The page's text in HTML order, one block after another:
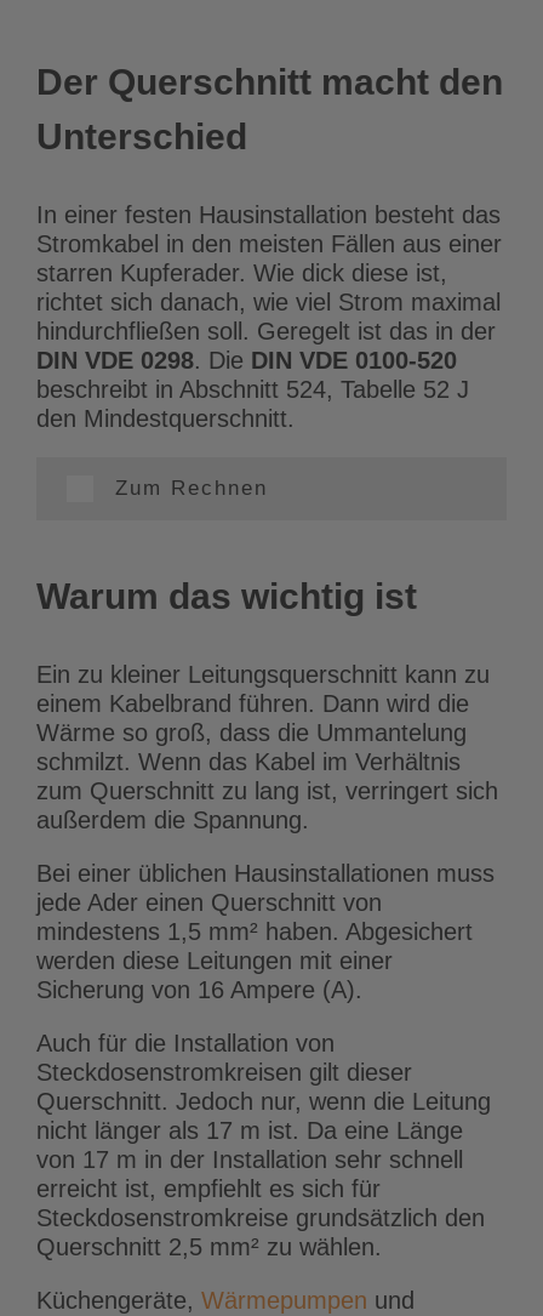
Der Querschnitt macht den
Unterschied
In einer festen Hausinstallation besteht das
Stromkabel in den meisten Fällen aus einer
starren Kupferader. Wie dick diese ist,
richtet sich danach, wie viel Strom maximal
hindurchfließen soll. Geregelt ist das in der
DIN VDE 0298. Die DIN VDE 0100-520
beschreibt in Abschnitt 524, Tabelle 52 J
den Mindestquerschnitt.
Zum Rechnen
Warum das wichtig ist
Ein zu kleiner Leitungsquerschnitt kann zu
einem Kabelbrand führen. Dann wird die
Wärme so groß, dass die Ummantelung
schmilzt. Wenn das Kabel im Verhältnis
zum Querschnitt zu lang ist, verringert sich
außerdem die Spannung.
Bei einer üblichen Hausinstallationen muss
jede Ader einen Querschnitt von
mindestens 1,5 mm² haben. Abgesichert
werden diese Leitungen mit einer
Sicherung von 16 Ampere (A).
Auch für die Installation von
Steckdosenstromkreisen gilt dieser
Querschnitt. Jedoch nur, wenn die Leitung
nicht länger als 17 m ist. Da eine Länge
von 17 m in der Installation sehr schnell
erreicht ist, empfiehlt es sich für
Steckdosenstromkreise grundsätzlich den
Querschnitt 2,5 mm² zu wählen.
Küchengeräte, Wärmepumpen und